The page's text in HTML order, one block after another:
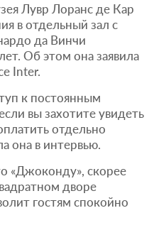
Лувр Лоранс де Кар
в отдельный зал с
да Винчи
Об этом она заявила
Inter.
к постоянным
вы захотите увидеть
отдельно
она в интервью.
«Джоконду», скорее
дворе
гостям спокойно